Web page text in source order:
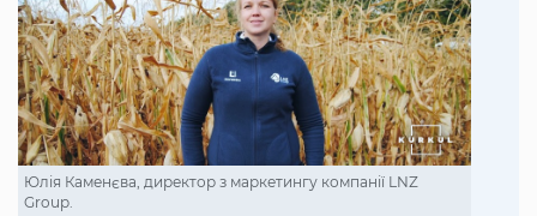
Юлія Каменєва, директор з маркетингу компанії LNZ
Group.